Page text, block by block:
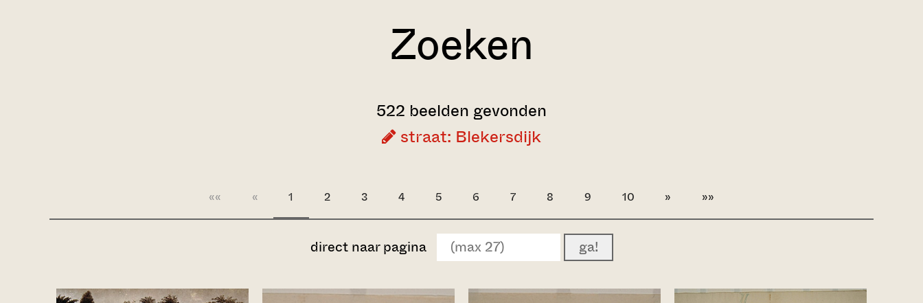
Zoeken
522 beelden gevonden
straat: Blekersdijk
«« « 1 2 3 4 5 6 7 8 9 10 » »»
direct naar pagina ga!